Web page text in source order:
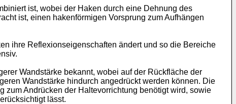
ist, wobei der Haken durch eine Dehnung des
ist, einen hakenförmigen Vorsprung zum Aufhängen
ihre Reflexionseigenschaften ändert und so die Bereiche
Wandstärke bekannt, wobei auf der Rückfläche der
Wandstärke hindurch angedrückt werden können. Die
Andrücken der Haltevorrichtung benötigt wird, sowie
lässt.